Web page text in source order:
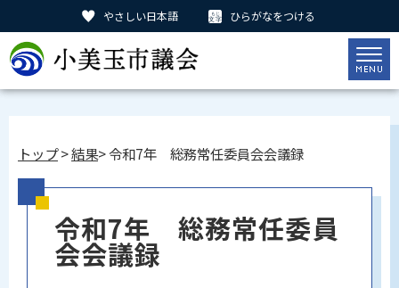
やさしい日本語 ひらがなをつける
トップ>結果> 令和7年 総務常任委員会会議録
令和7年 総務常任委員
会会議録